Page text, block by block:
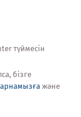
түймесін
бізге
және